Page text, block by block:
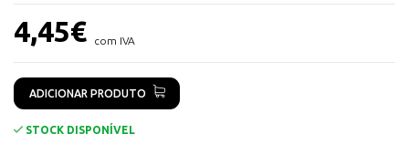
4,45€ com IVA
ADICIONAR PRODUTO
STOCK DISPONÍVEL